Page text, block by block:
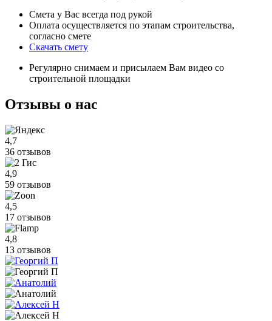
Смета у Вас всегда под рукой
Оплата осуществляется по этапам строительства,
согласно смете
Скачать смету
Регулярно снимаем и присылаем Вам видео со
строительной площадки
Отзывы о нас
4,7
36 отзывов
4,9
59 отзывов
4,5
17 отзывов
4,8
13 отзывов